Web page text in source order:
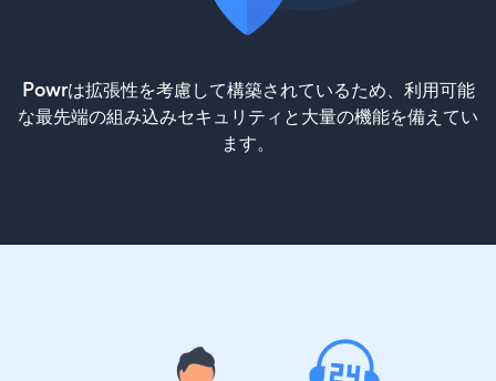
Powrは拡張性を考慮して構築されているため、利用可能
な最先端の組み込みセキュリティと大量の機能を備えてい
ます。